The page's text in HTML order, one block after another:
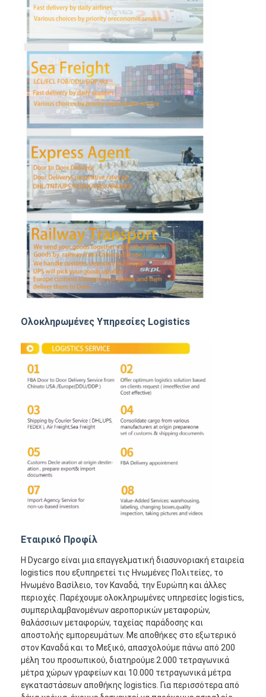
Διεθνές φορτίο μπροστινό
Εναέρια μεταφορά μπροστινή
θαλάσσιο φορτίο
DDP Ναυτιλία από την Κίνα
εκφράστε τη ναυτιλία
ΦΟΡΤΙΟ ΡΑΓΩΝ
Ναυπηγεία στο Αμαζόνιο
Μεταφορές φορτηγών
Υπηρεσία αποθήκευσης
Ολοκληρωμένες Υπηρεσίες Logistics
Εταιρικό Προφίλ
Η Dycargo είναι μια επαγγελματική διασυνοριακή εταιρεία
logistics που εξυπηρετεί τις Ηνωμένες Πολιτείες, το
Ηνωμένο Βασίλειο, τον Καναδά, την Ευρώπη και άλλες
περιοχές. Παρέχουμε ολοκληρωμένες υπηρεσίες logistics,
συμπεριλαμβανομένων αεροπορικών μεταφορών,
θαλάσσιων μεταφορών, ταχείας παράδοσης και
αποστολής εμπορευμάτων. Με αποθήκες στο εξωτερικό
στον Καναδά και το Μεξικό, απασχολούμε πάνω από 200
μέλη του προσωπικού, διατηρούμε 2.000 τετραγωνικά
μέτρα χώρων γραφείων και 10.000 τετραγωνικά μέτρα
εγκαταστάσεων αποθήκης logistics. Για περισσότερα από